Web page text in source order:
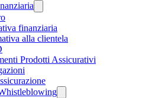
finanziaria
alla clientela
Prodotti Assicurativi